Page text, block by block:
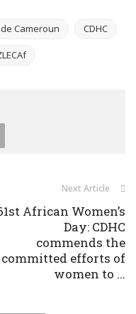
Cameroun
CDHC
Next Article
African Women’s
Day: CDHC
commends the
committed efforts of
women to ...